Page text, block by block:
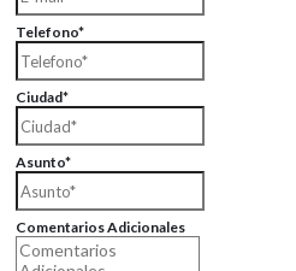
Telefono*
Ciudad*
Asunto*
Comentarios Adicionales